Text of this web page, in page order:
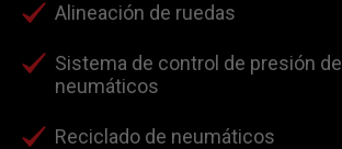
Alineación de ruedas
Sistema de control de presión de
neumáticos
Reciclado de neumáticos